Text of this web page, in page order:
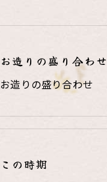
お造りの盛り合わせ
お造りの盛り合わせ
この時期